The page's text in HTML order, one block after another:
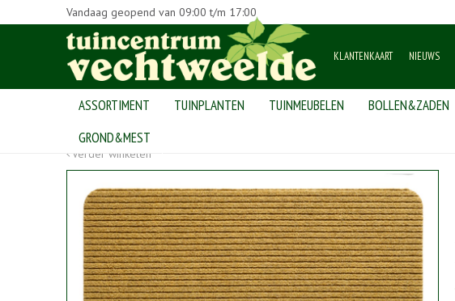
Home > Producten
Vandaag geopend van 09:00 t/m 17:00
KLANTENKAART NIEUWS
ASSORTIMENT TUINPLANTEN TUINMEUBELEN BOLLEN&ZADEN
GROND&MEST
Verder winkelen